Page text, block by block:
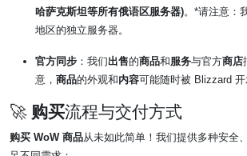
哈萨克斯坦等所有俄语区服务器)。*请注意：
地区的独立服务器。
官方同步 ：我们出售的商品和服务与官方商店
意， 商品的外观和内容可能随时被 Blizzard 开
🚀 购买流程与交付方式
购买 WoW 商品从未如此简单！我们提供多种安全